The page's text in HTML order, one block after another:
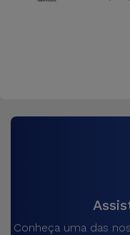
Conheça uma das